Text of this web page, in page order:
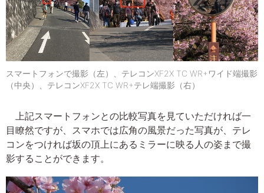
スマートフォンで撮影（左）、テレコンXF2X TC WR+ワイド端撮影
（中央）、テレコンXF2X TC WR+テレ端撮影（右）
上記スマートフォンとの比較写真を見ていただければ一
目瞭然ですが、スマホでは広角の風景だった写真が、テレ
コンをつければ坂の頂上にあるミラーに映る人の姿まで撮
影することができます。